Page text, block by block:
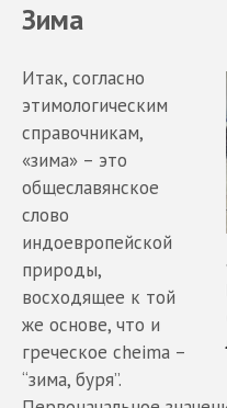
Зима
Итак, согласно
этимологическим
справочникам,
«зима» – это
общеславянское
слово
индоевропейской
природы,
восходящее к той
же основе, что и
греческое cheima –
“зима, буря”.